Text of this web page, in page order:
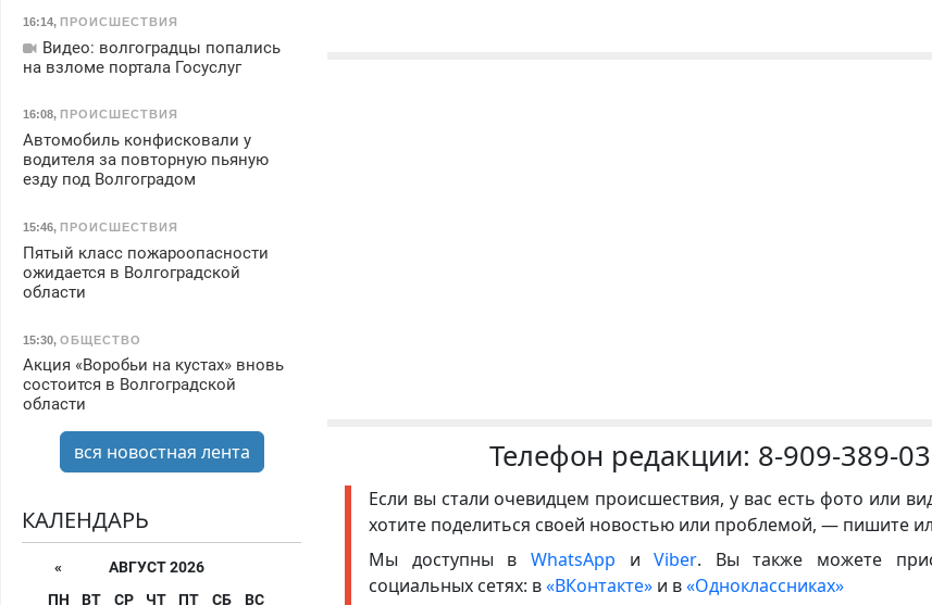
Телефон редакции: 8-909-389-
Если вы стали очевидцем происшествия, у вас есть фото или
хотите поделиться своей новостью или проблемой, — пишите
Мы доступны в WhatsApp иViber. Вы также можете
социальных сетях: в«ВКонтакте» и в«Одноклассниках»
16:14, ПРОИСШЕСТВИЯ
Видео: волгоградцы попались
на взломе портала Госуслуг
16:08, ПРОИСШЕСТВИЯ
Автомобиль конфисковали у
водителя за повторную пьяную
езду под Волгоградом
15:46, ПРОИСШЕСТВИЯ
Пятый класс пожароопасности
ожидается в Волгоградской
области
15:30, ОБЩЕСТВО
Акция «Воробьи на кустах» вновь
состоится в Волгоградской
области
вся новостная лента
КАЛЕНДАРЬ
«
АВГУСТ 2026
ПН
ВТ СР ЧТ ПТ СБ
ВС